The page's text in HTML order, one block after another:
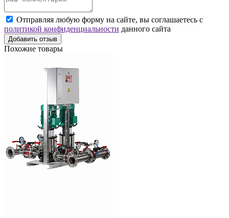
Отправляя любую форму на сайте, вы соглашаетесь с
политикой конфиденциальности данного сайта
Добавить отзыв
Похожие товары